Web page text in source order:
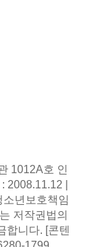
1012A호 인
|
년보호책임
저작권법의
합니다. [콘텐